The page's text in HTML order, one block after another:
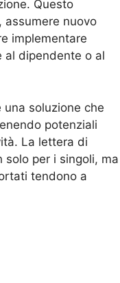
Questo
nuovo
implementare
al dipendente o al
soluzione che
potenziali
La lettera di
per i singoli, ma
tendono a